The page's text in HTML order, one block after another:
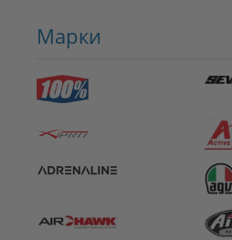
Марки